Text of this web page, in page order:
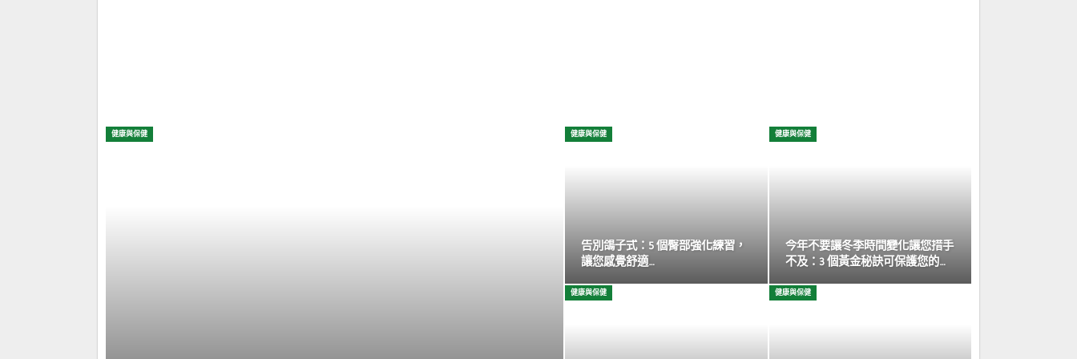
健康與保健 健康與保健
告別鴿子式：5 個臀部強化練習，
讓您感覺舒適…
健康與保健
今年不要讓冬季時間變化讓您措手
不及：3 個黃金秘訣可保護您的…
健康與保健 健康與保健